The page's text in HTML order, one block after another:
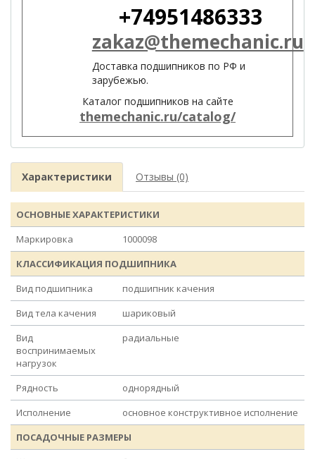
+74951486333
zakaz@themechanic.ru
Доставка подшипников по РФ и
зарубежью.
Каталог подшипников на сайте
themechanic.ru/catalog/
Характеристики Отзывы (0)
ОСНОВНЫЕ ХАРАКТЕРИСТИКИ
Маркировка
1000098
КЛАССИФИКАЦИЯ ПОДШИПНИКА
Вид подшипника
подшипник качения
Вид тела качения
шариковый
Вид
воспринимаемых
нагрузок
радиальные
Рядность
однорядный
Исполнение
основное конструктивное исполнение
ПОСАДОЧНЫЕ РАЗМЕРЫ